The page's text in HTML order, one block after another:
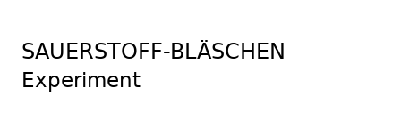
SAUERSTOFF-BLÄSCHEN
Experiment